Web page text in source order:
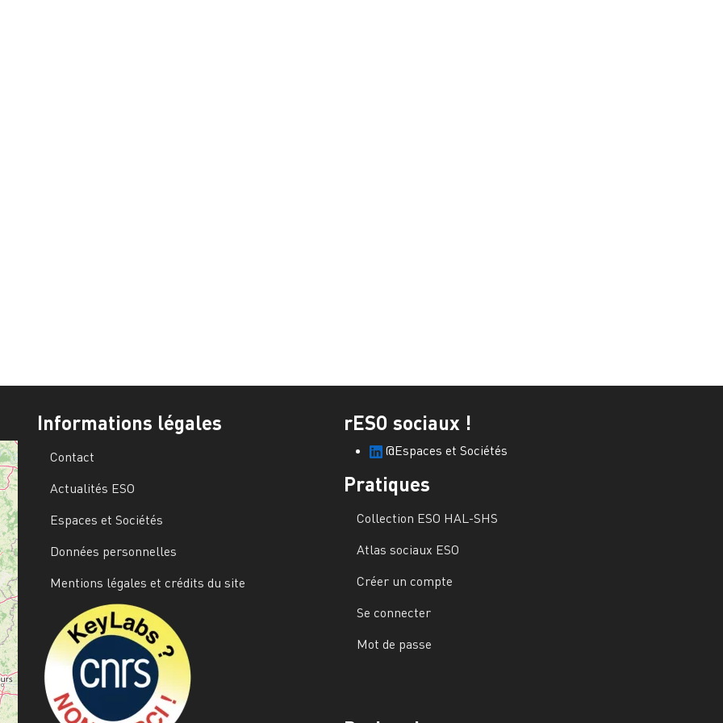
Informations légales
Contact
Actualités ESO
Espaces et Sociétés
Données personnelles
Mentions légales et crédits du site
rESO sociaux !
@Espaces et Sociétés
Pratiques
Collection ESO HAL-SHS
Atlas sociaux ESO
Créer un compte
Se connecter
Mot de passe